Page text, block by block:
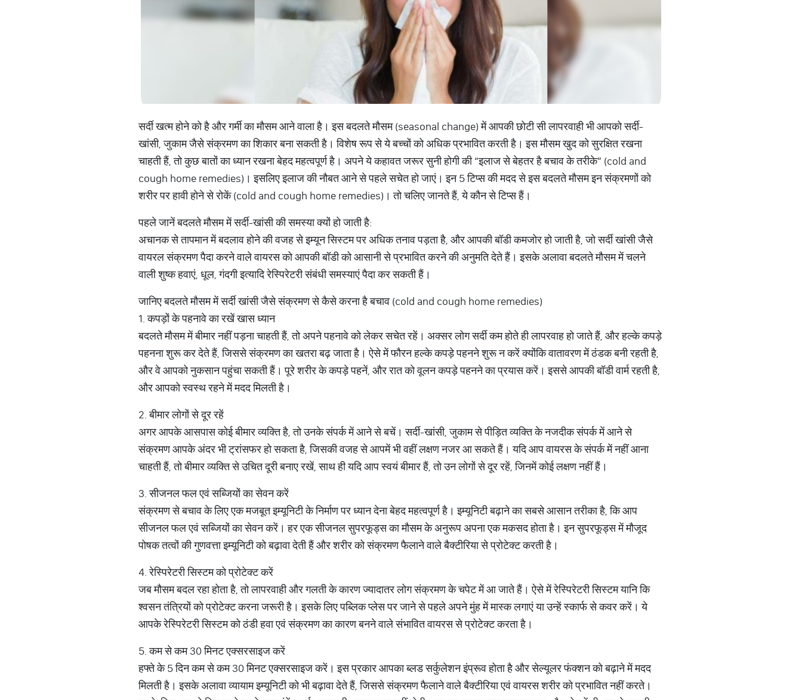
सर्दी खत्म होने को है और गर्मी का मौसम आने वाला है। इस बदलते मौसम (seasonal change) में आपकी छोटी सी लापरवाही भी आपको सर्दी-
खांसी, जुकाम जैसे संक्रमण का शिकार बना सकती है। विशेष रूप से ये बच्चों को अधिक प्रभावित करती है। इस मौसम खुद को सुरक्षित रखना
चाहती हैं, तो कुछ बातों का ध्यान रखना बेहद महत्वपूर्ण है। अपने ये कहावत जरूर सुनी होगी की “इलाज से बेहतर है बचाव के तरीके” (cold and
cough home remedies)। इसलिए इलाज की नौबत आने से पहले सचेत हो जाएं। इन 5 टिप्स की मदद से इस बदलते मौसम इन संक्रमणों को
शरीर पर हावी होने से रोकें (cold and cough home remedies)। तो चलिए जानते हैं, ये कौन से टिप्स हैं।
पहले जानें बदलते मौसम में सर्दी-खांसी की समस्या क्यों हो जाती है:
अचानक से तापमान में बदलाव होने की वजह से इम्यून सिस्टम पर अधिक तनाव पड़ता है, और आपकी बॉडी कमजोर हो जाती है, जो सर्दी खांसी जैसे
वायरल संक्रमण पैदा करने वाले वायरस को आपकी बॉडी को आसानी से प्रभावित करने की अनुमति देते हैं। इसके अलावा बदलते मौसम में चलने
वाली शुष्क हवाएं, धूल, गंदगी इत्यादि रेस्पिरेटरी संबंधी समस्याएं पैदा कर सकती हैं।
जानिए बदलते मौसम में सर्दी खांसी जैसे संक्रमण से कैसे करना है बचाव (cold and cough home remedies)
1. कपड़ों के पहनावे का रखें खास ध्यान
बदलते मौसम में बीमार नहीं पड़ना चाहती हैं, तो अपने पहनावे को लेकर सचेत रहें। अक्सर लोग सर्दी कम होते ही लापरवाह हो जाते हैं, और हल्के कपड़े
पहनना शुरू कर देते हैं, जिससे संक्रमण का खतरा बढ़ जाता है। ऐसे में फौरन हल्के कपड़े पहनने शुरू न करें क्योंकि वातावरण में ठंडक बनी रहती है,
और वे आपको नुकसान पहुंचा सकती हैं। पूरे शरीर के कपड़े पहनें, और रात को वूलन कपड़े पहनने का प्रयास करें। इससे आपकी बॉडी वार्म रहती है,
और आपको स्वस्थ रहने में मदद मिलती है।
2. बीमार लोगों से दूर रहें
अगर आपके आसपास कोई बीमार व्यक्ति है, तो उनके संपर्क में आने से बचें। सर्दी-खांसी, जुकाम से पीड़ित व्यक्ति के नजदीक संपर्क में आने से
संक्रमण आपके अंदर भी ट्रांसफर हो सकता है, जिसकी वजह से आपमें भी वहीं लक्षण नजर आ सकते हैं। यदि आप वायरस के संपर्क में नहीं आना
चाहती हैं, तो बीमार व्यक्ति से उचित दूरी बनाए रखें, साथ ही यदि आप स्वयं बीमार हैं, तो उन लोगों से दूर रहें, जिनमें कोई लक्षण नहीं हैं।
3. सीजनल फल एवं सब्जियों का सेवन करें
संक्रमण से बचाव के लिए एक मजबूत इम्यूनिटी के निर्माण पर ध्यान देना बेहद महत्वपूर्ण है। इम्यूनिटी बढ़ाने का सबसे आसान तरीका है, कि आप
सीजनल फल एवं सब्जियों का सेवन करें। हर एक सीजनल सुपरफूड्स का मौसम के अनुरूप अपना एक मकसद होता है। इन सुपरफूड्स में मौजूद
पोषक तत्वों की गुणवत्ता इम्यूनिटी को बढ़ावा देती हैं और शरीर को संक्रमण फैलाने वाले बैक्टीरिया से प्रोटेक्ट करती है।
4. रेस्पिरेटरी सिस्टम को प्रोटेक्ट करें
जब मौसम बदल रहा होता है, तो लापरवाही और गलती के कारण ज्यादातर लोग संक्रमण के चपेट में आ जाते हैं। ऐसे में रेस्पिरेटरी सिस्टम यानि कि
श्वसन तंत्रियों को प्रोटेक्ट करना जरूरी है। इसके लिए पब्लिक प्लेस पर जाने से पहले अपने मुंह में मास्क लगाएं या उन्हें स्कार्फ से कवर करें। ये
आपके रेस्पिरेटरी सिस्टम को ठंडी हवा एवं संक्रमण का कारण बनने वाले संभावित वायरस से प्रोटेक्ट करता है।
5. कम से कम 30 मिनट एक्सरसाइज करें
हफ्ते के 5 दिन कम से कम 30 मिनट एक्सरसाइज करें। इस प्रकार आपका ब्लड सर्कुलेशन इंप्रूव होता है और सेल्यूलर फंक्शन को बढ़ाने में मदद
मिलती है। इसके अलावा व्यायाम इम्यूनिटी को भी बढ़ावा देते हैं, जिससे संक्रमण फैलाने वाले बैक्टीरिया एवं वायरस शरीर को प्रभावित नहीं करते।